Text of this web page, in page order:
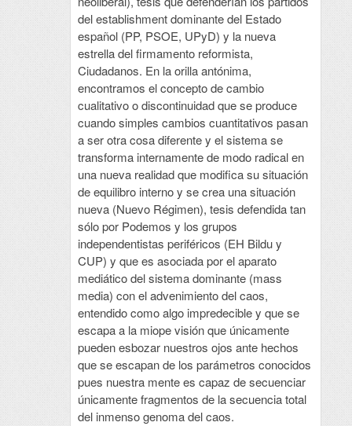
del establishment dominante del Estado
español (PP, PSOE, UPyD) y la nueva
estrella del firmamento reformista,
Ciudadanos. En la orilla antónima,
encontramos el concepto de cambio
cualitativo o discontinuidad que se produce
cuando simples cambios cuantitativos pasan
a ser otra cosa diferente y el sistema se
transforma internamente de modo radical en
una nueva realidad que modifica su situación
de equilibro interno y se crea una situación
nueva (Nuevo Régimen), tesis defendida tan
sólo por Podemos y los grupos
independentistas periféricos (EH Bildu y
CUP) y que es asociada por el aparato
mediático del sistema dominante (mass
media) con el advenimiento del caos,
entendido como algo impredecible y que se
escapa a la miope visión que únicamente
pueden esbozar nuestros ojos ante hechos
que se escapan de los parámetros conocidos
pues nuestra mente es capaz de secuenciar
únicamente fragmentos de la secuencia total
del inmenso genoma del caos.